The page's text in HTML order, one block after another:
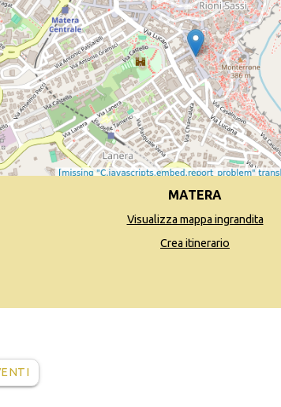
MATERA
Visualizza mappa ingrandita
Crea itinerario